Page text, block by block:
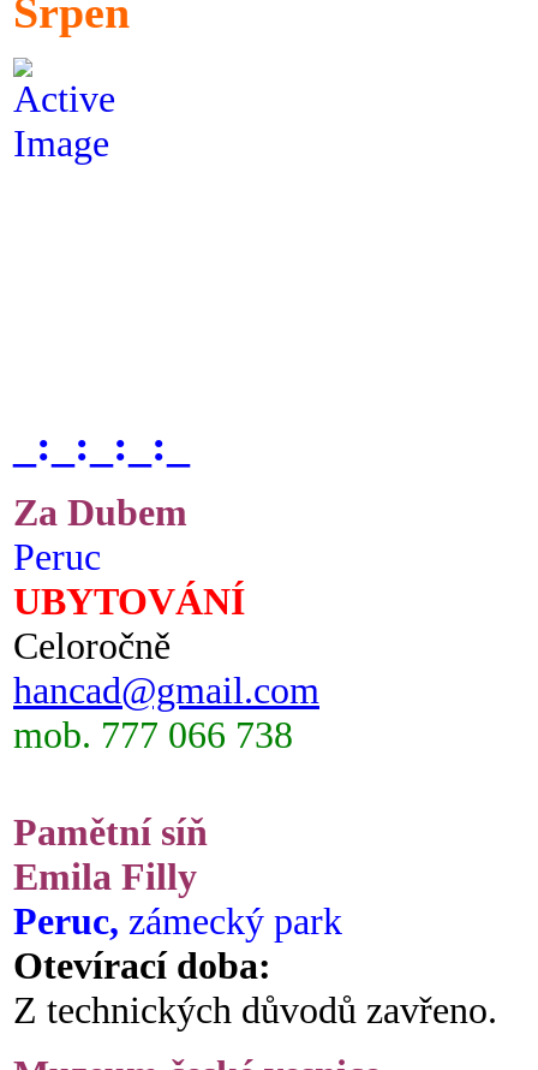
Srpen
_:_:_:_:_
Za Dubem
Peruc
UBYTOVÁNÍ
Celoročně
hancad@gmail.com
mob. 777 066 738
Pamětní síň
Emila Filly
Peruc, zámecký park
Otevírací doba:
Z technických důvodů zavřeno.